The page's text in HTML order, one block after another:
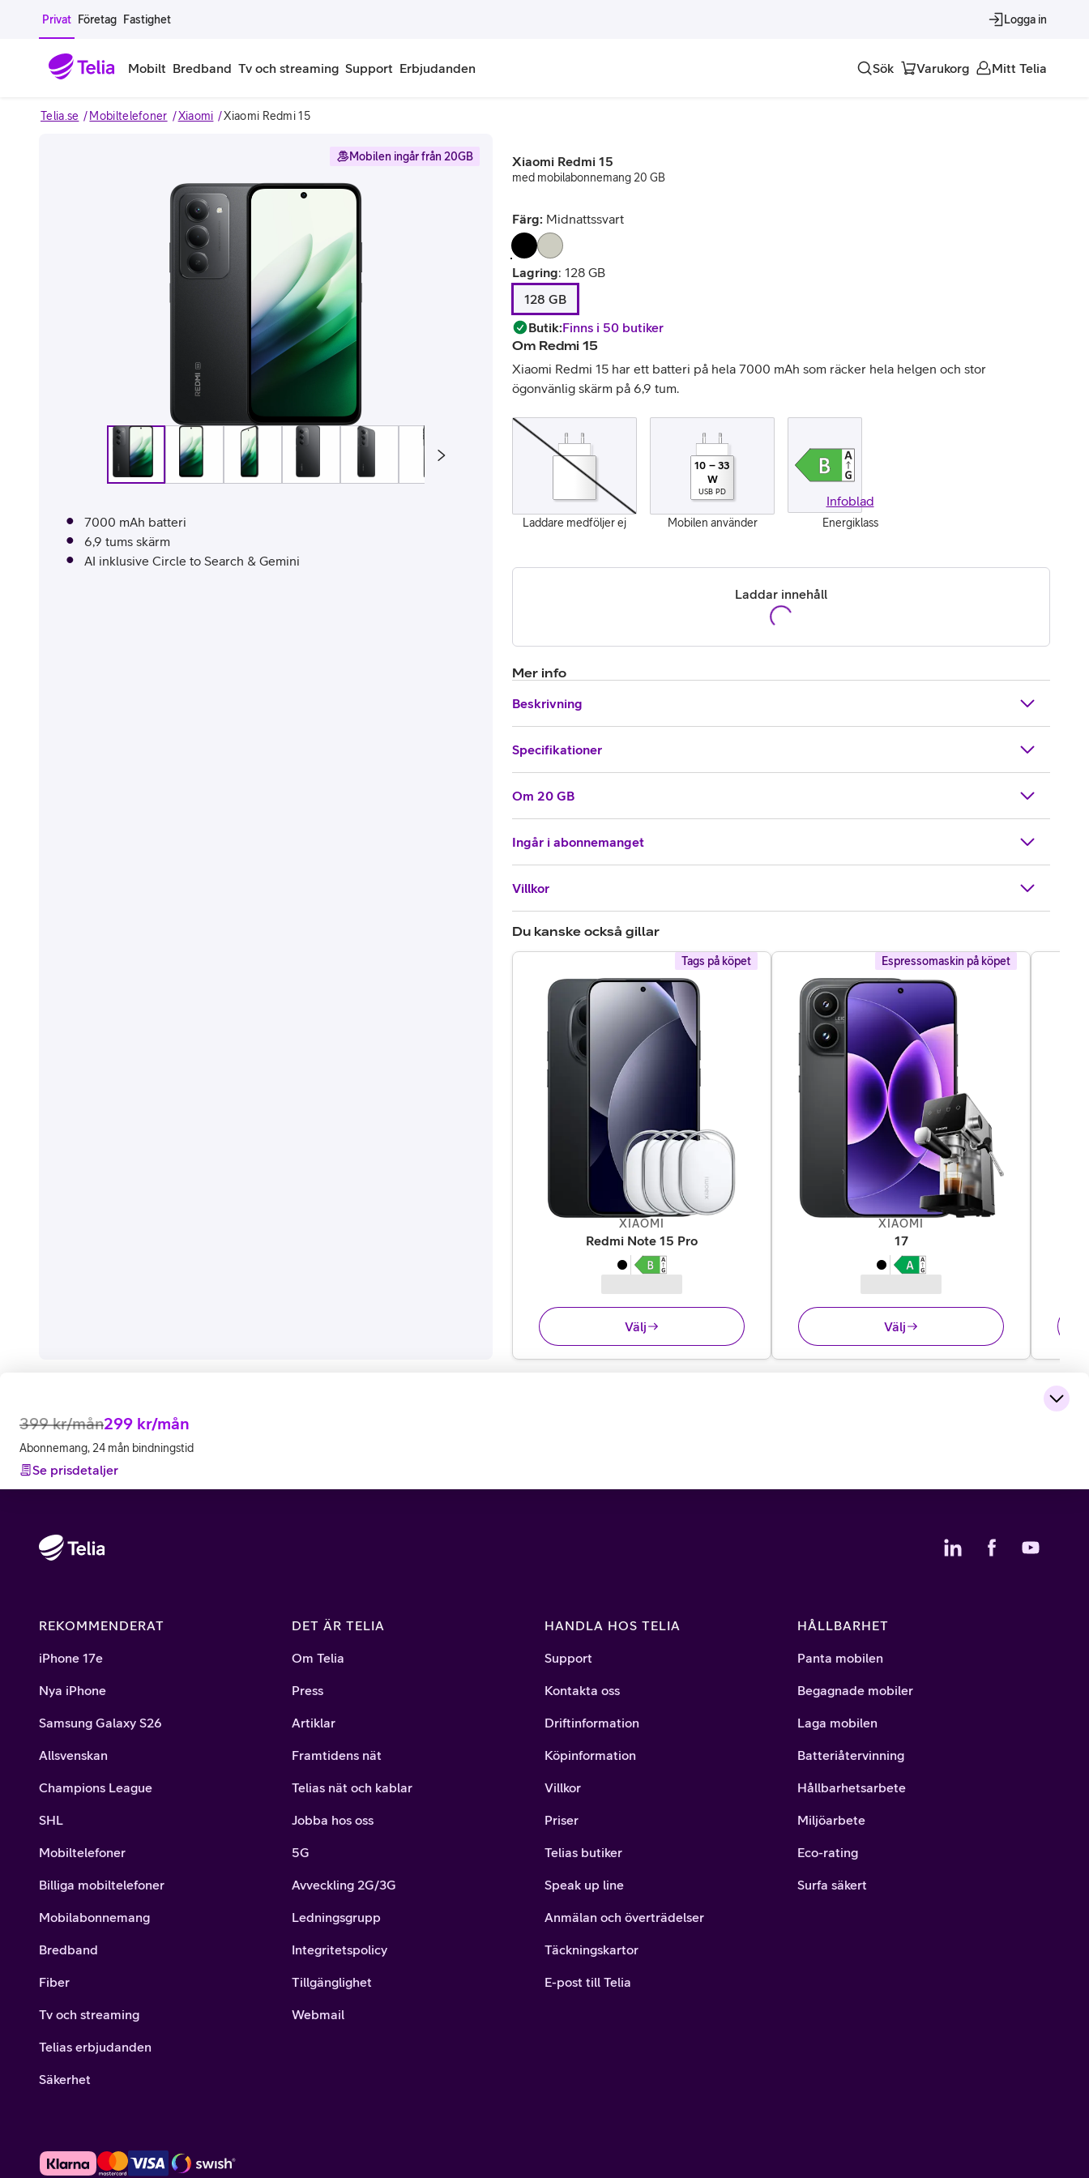
Gå till sidans innehåll
Privat Företag Fastighet Logga in
Mobilt
Extra användare
Mobilabonnemang för pensionär
Köp kontantkort
Registrera kontantkort
Bredband Tv och streaming Support Erbjudanden Sök Varukorg Mitt Telia
Telia.se Mobiltelefoner Xiaomi Xiaomi Redmi 15
Xiaomi Redmi 15
med mobilabonnemang 20 GB
Mobilen ingår från 20GB
7000 mAh batteri
6,9 tums skärm
AI inklusive Circle to Search & Gemini
Färg: Midnattssvart
Lagring: 128 GB
128 GB
Butik:Finns i 50 butiker
Om Redmi 15
Xiaomi Redmi 15 har ett batteri på hela 7000 mAh som räcker hela helgen och stor
ögonvänlig skärm på 6,9 tum.
Laddare medföljer ej Mobilen använder
10 – 33
W
USB PD
Energiklass
Infoblad
Laddar innehåll
Mer info
Beskrivning
Specifikationer
Om 20 GB
Ingår i abonnemanget
Villkor
Du kanske också gillar
Tags på köpet
XIAOMI
Redmi Note 15 Pro,
Välj
Espressomaskin på köpet
XIAOMI
17,
Välj
399 kr/mån299 kr/mån
Abonnemang, 24 mån bindningstid
Se prisdetaljer
REKOMMENDERAT
iPhone 17e
Nya iPhone
Samsung Galaxy S26
Allsvenskan
Champions League
SHL
Mobiltelefoner
Billiga mobiltelefoner
Mobilabonnemang
Bredband
Fiber
Tv och streaming
Telias erbjudanden
Säkerhet
DET ÄR TELIA
Om Telia
Press
Artiklar
Framtidens nät
Telias nät och kablar
Jobba hos oss
5G
Avveckling 2G/3G
Ledningsgrupp
Integritetspolicy
Tillgänglighet
Webmail
HANDLA HOS TELIA
Support
Kontakta oss
Driftinformation
Köpinformation
Villkor
Priser
Telias butiker
Speak up line
Anmälan och överträdelser
Täckningskartor
E-post till Telia
HÅLLBARHET
Panta mobilen
Begagnade mobiler
Laga mobilen
Batteriåtervinning
Hållbarhetsarbete
Miljöarbete
Eco-rating
Surfa säkert